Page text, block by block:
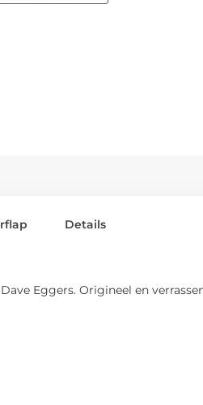
Eggers. Origineel en
Details